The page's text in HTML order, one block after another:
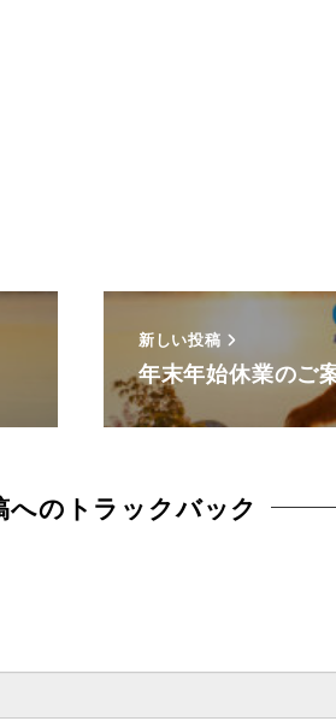
新しい投稿
年末年始休業のご
へのトラックバック